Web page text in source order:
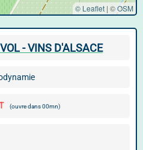
© Leaflet | ©OSM
- VINS D'ALSACE
(ouvre dans 00mn)